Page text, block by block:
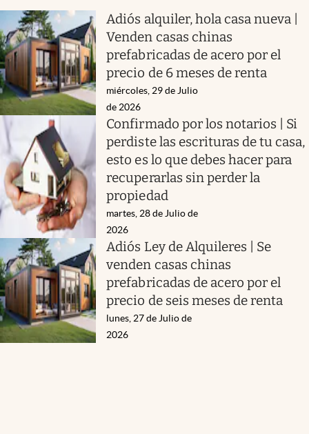
Adiós alquiler, hola casa nueva |
Venden casas chinas
prefabricadas de acero por el
precio de 6 meses de renta
miércoles, 29 de Julio
de 2026
Confirmado por los notarios | Si
perdiste las escrituras de tu casa,
esto es lo que debes hacer para
recuperarlas sin perder la
propiedad
martes, 28 de Julio de
2026
Adiós Ley de Alquileres | Se
venden casas chinas
prefabricadas de acero por el
precio de seis meses de renta
lunes, 27 de Julio de
2026